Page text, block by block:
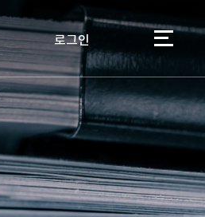
로그인 이용자